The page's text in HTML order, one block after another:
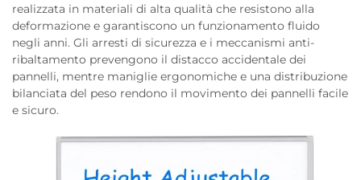
realizzata in materiali di alta qualità che resistono alla
deformazione e garantiscono un funzionamento fluido
negli anni. Gli arresti di sicurezza e i meccanismi anti-
ribaltamento prevengono il distacco accidentale dei
pannelli, mentre maniglie ergonomiche e una distribuzione
bilanciata del peso rendono il movimento dei pannelli facile
e sicuro.